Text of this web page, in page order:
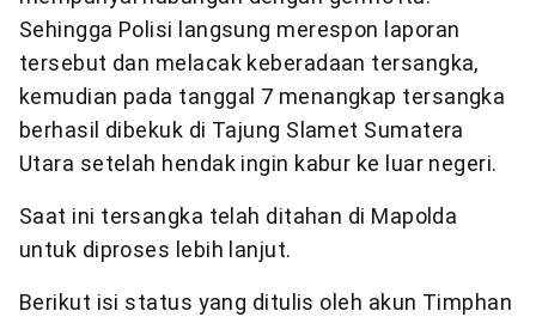
Sehingga Polisi langsung merespon laporan
tersebut dan melacak keberadaan tersangka,
kemudian pada tanggal 7 menangkap tersangka
berhasil dibekuk di Tajung Slamet Sumatera
Utara setelah hendak ingin kabur ke luar negeri.
Saat ini tersangka telah ditahan di Mapolda
untuk diproses lebih lanjut.
Berikut isi status yang ditulis oleh akun Timphan